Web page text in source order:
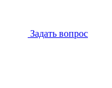
Задать вопрос